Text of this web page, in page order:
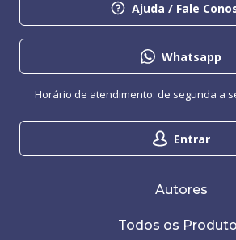
Ajuda / Fale
Whatsapp
Entrar
Horário de atendimento: de segunda a
Autores
Todos os